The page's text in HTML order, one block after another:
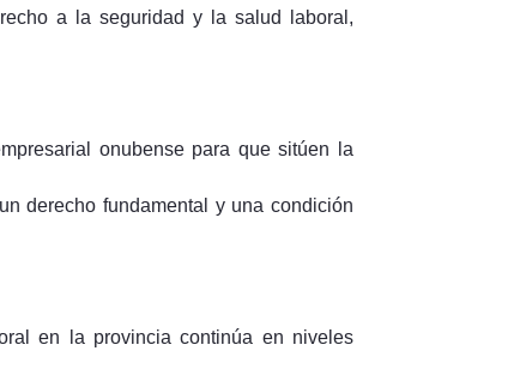
a la seguridad y la salud laboral,
onubense para que sitúen la
derecho fundamental y una condición
en la provincia continúa en niveles